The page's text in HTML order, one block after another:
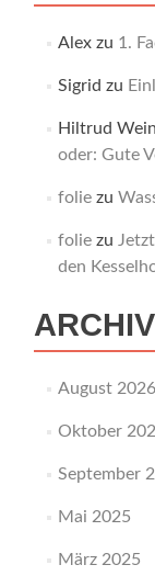
Alexzu 1.
Sigrid zu
Hiltrud
oder: Gute
foliezu
foliezu
den
ARCHIV
August 2026
Oktober
September
Mai 2025
März 2025